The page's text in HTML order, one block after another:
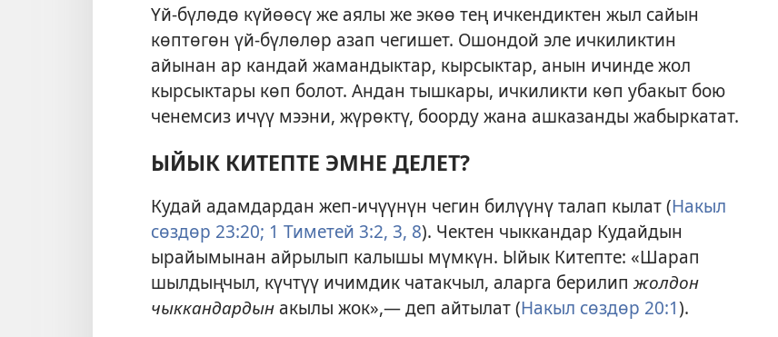
Үй-бүлөдө күйөөсү же аялы же экөө тең ичкендиктен жыл сайын
көптөгөн үй-бүлөлөр азап чегишет. Ошондой эле ичкиликтин
айынан ар кандай жамандыктар, кырсыктар, анын ичинде жол
кырсыктары көп болот. Андан тышкары, ичкиликти көп убакыт бою
ченемсиз ичүү мээни, жүрөктү, боорду жана ашказанды жабыркатат.
ЫЙЫК КИТЕПТЕ ЭМНЕ ДЕЛЕТ?
Кудай адамдардан жеп-ичүүнүн чегин билүүнү талап кылат (Накыл
сөздөр 23:20; 1 Тиметей 3:2, 3, 8). Чектен чыккандар Кудайдын
ырайымынан айрылып калышы мүмкүн. Ыйык Китепте: «Шарап
шылдыңчыл, күчтүү ичимдик чатакчыл, аларга берилип жолдон
чыккандардынакылы жок»,— деп айтылат (Накыл сөздөр 20:1).